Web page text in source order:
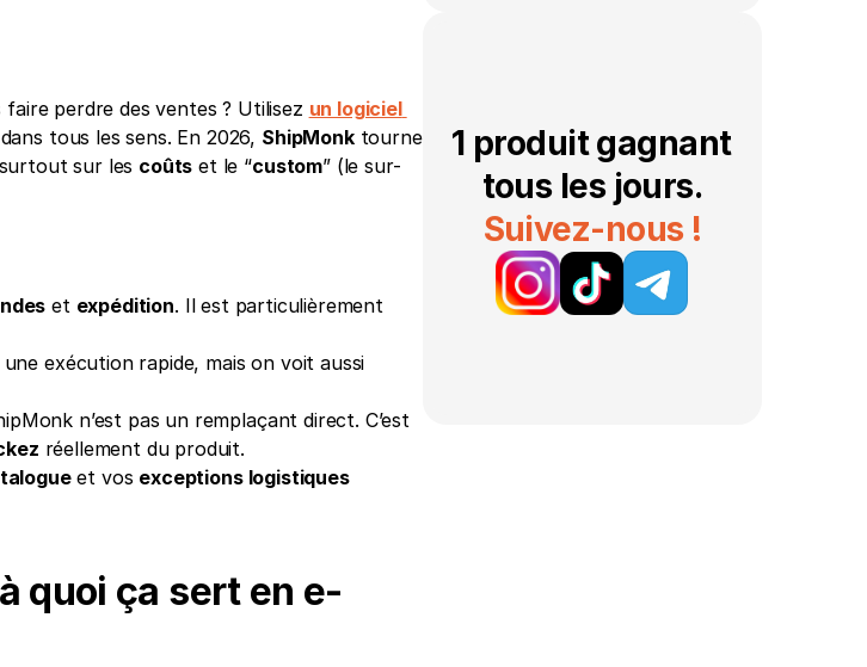
perdre des ventes ? Utilisez un logiciel
tous les sens. En 2026, ShipMonk tourne
sur les coûts et le “custom” (le sur-
et expédition. Il est particulièrement
exécution rapide, mais on voit aussi
n’est pas un remplaçant direct. C’est
réellement du produit.
et vos exceptions logistiques
quoi ça sert en e-
1 produit gagnant
tous les jours.
Suivez-nous !